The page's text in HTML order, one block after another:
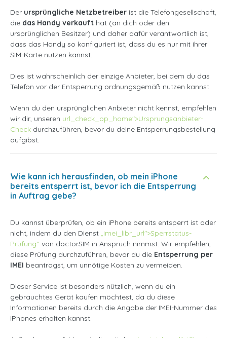
Der ursprüngliche Netzbetreiber ist die Telefongesellschaft,
die das Handy verkauft hat (an dich oder den
ursprünglichen Besitzer) und daher dafür verantwortlich ist,
dass das Handy so konfiguriert ist, dass du es nur mit ihrer
SIM-Karte nutzen kannst.
Dies ist wahrscheinlich der einzige Anbieter, bei dem du das
Telefon vor der Entsperrung ordnungsgemäß nutzen kannst.
Wenn du den ursprünglichen Anbieter nicht kennst, empfehlen
wir dir, unseren url_check_op_home">Ursprungsanbieter-
Check durchzuführen, bevor du deine Entsperrungsbestellung
aufgibst.
Wie kann ich herausfinden, ob mein iPhone
bereits entsperrt ist, bevor ich die Entsperrung
in Auftrag gebe?
Du kannst überprüfen, ob ein iPhone bereits entsperrt ist oder
nicht, indem du den Dienst „imei_libr_url">Sperrstatus-
Prüfung“ von doctorSIM in Anspruch nimmst. Wir empfehlen,
diese Prüfung durchzuführen, bevor du die Entsperrung per
IMEI beantragst, um unnötige Kosten zu vermeiden.
Dieser Service ist besonders nützlich, wenn du ein
gebrauchtes Gerät kaufen möchtest, da du diese
Informationen bereits durch die Angabe der IMEI-Nummer des
iPhones erhalten kannst.